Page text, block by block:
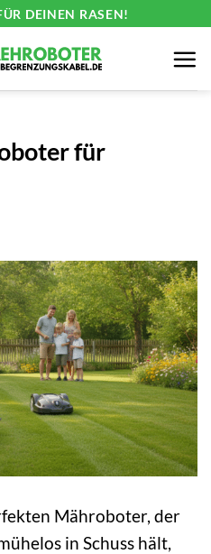
DEINEN RASEN!
für
Mähroboter, der
in Schuss hält,